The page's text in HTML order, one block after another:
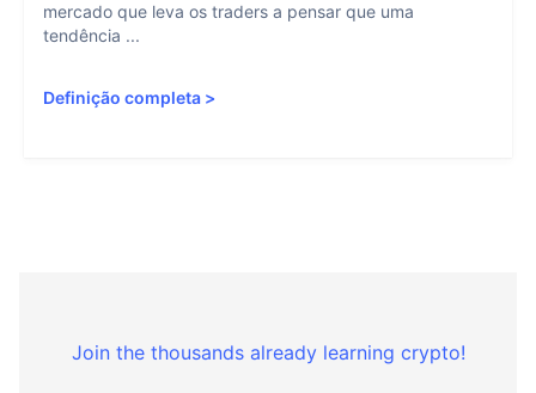
mercado que leva os traders a pensar que uma
tendência ...
Definição completa >
Join the thousands already learning crypto!